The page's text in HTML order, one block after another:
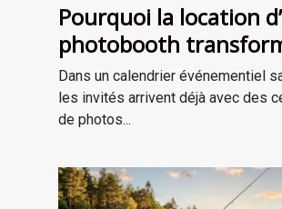
Pourquoi la location
photobooth
l’ambiance de votre
événement
Dans un calendrier événementiel
les invités arrivent déjà avec des
de photos...